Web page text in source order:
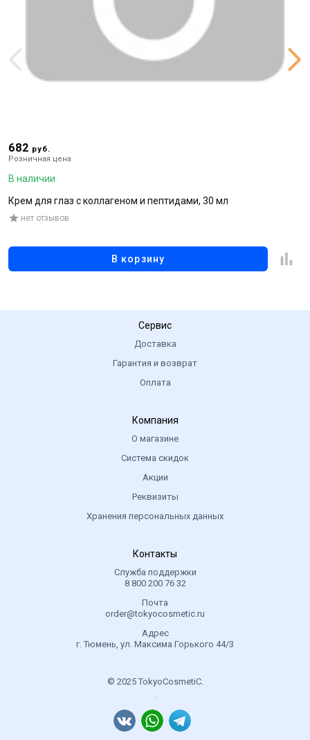
682 руб.
Розничная цена
В наличии
Крем для глаз с коллагеном и пептидами, 30 мл
нет отзывов
В корзину
Сервис
Доставка
Гарантия и возврат
Оплата
Компания
О магазине
Система скидок
Акции
Реквизиты
Хранения персональных данных
Контакты
Служба поддержки
8 800 200 76 32
Почта
order@tokyocosmetic.ru
Адрес
г. Тюмень, ул. Максима Горького 44/3
© 2025 TokyoCosmetiC.
.